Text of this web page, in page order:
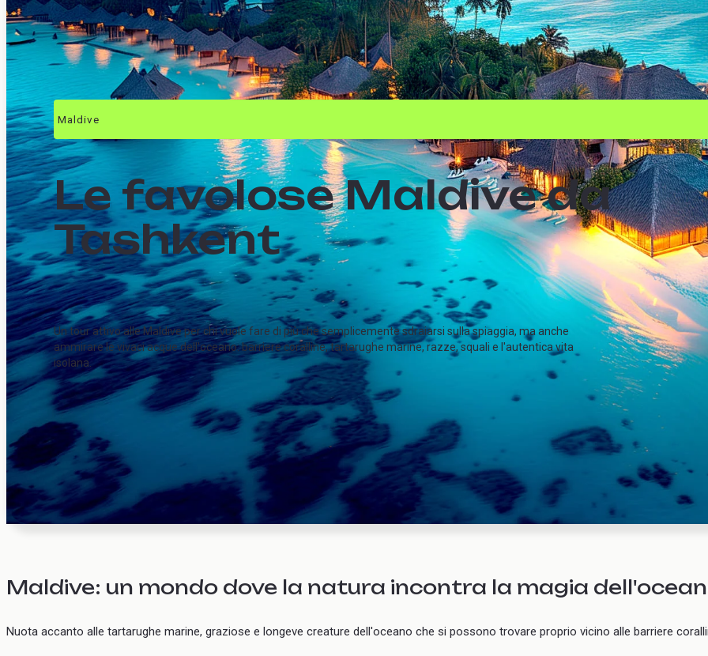
Maldive
Le favolose Maldive da
Tashkent
Un tour attivo alle Maldive per chi vuole fare di più che semplicemente sdraiarsi sulla spiaggia, ma anche
ammirare le vivaci acque dell'oceano: barriere coralline, tartarughe marine, razze, squali e l'autentica vita
isolana.
Maldive: un mondo dove la natura incontra la magia
Nuota accanto alle tartarughe marine, graziose e longeve creature dell'oceano che si possono trovare proprio vicino alle barriere